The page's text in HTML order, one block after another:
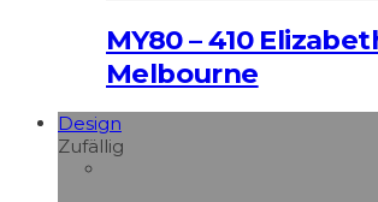
MY80 – 410
Melbourne
Design
Zufällig